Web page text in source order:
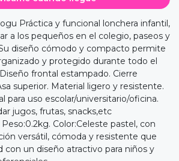
Práctica y funcional lonchera infantil,
a los pequeños en el colegio, paseos y
diseño cómodo y compacto permite
y protegido durante todo el
frontal estampado. Cierre
superior. Material ligero y resistente.
para uso escolar/universitario/oficina.
jugos, frutas, snacks,etc
Peso:0.2kg. Color:Celeste pastel, con
versátil, cómoda y resistente que
con un diseño atractivo para niños y